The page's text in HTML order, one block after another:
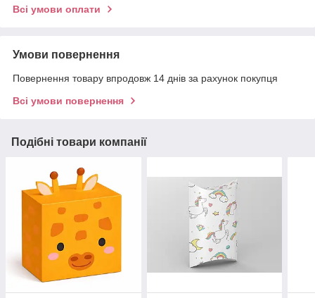
Всі умови оплати
Умови повернення
Повернення товару впродовж 14 днів за рахунок покупця
Всі умови повернення
Подібні товари компанії